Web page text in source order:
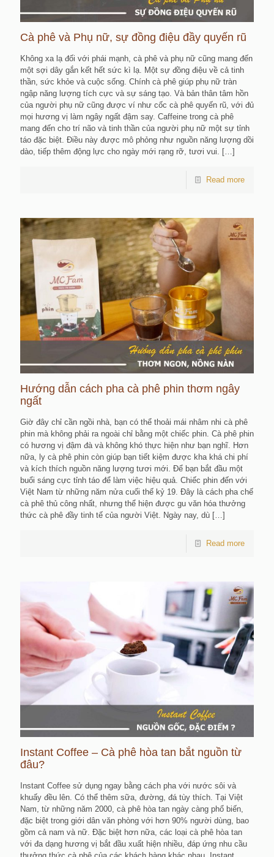
Cà phê và Phụ nữ, sự đồng điệu đầy quyến rũ
Không xa lạ đối với phái mạnh, cà phê và phụ nữ cũng mang đến
một sợi dây gắn kết hết sức kì lạ. Một sự đồng điệu về cả tinh
thần, sức khỏe và cuộc sống. Chính cà phê giúp phụ nữ tràn
ngập năng lượng tích cực và sự sáng tạo. Và bản thân tâm hồn
của người phụ nữ cũng được ví như cốc cà phê quyến rũ, với đủ
mọi hương vị làm ngây ngất đậm say. Caffeine trong cà phê
mang đến cho trí não và tinh thần của người phụ nữ một sự tỉnh
táo đặc biệt. Điều này được mô phỏng như nguồn năng lượng dồi
dào, tiếp thêm động lực cho ngày mới rạng rỡ, tươi vui. […]
Read more
Hướng dẫn cách pha cà phê phin thơm ngây
ngất
Giờ đây chỉ cần ngồi nhà, bạn có thể thoải mái nhâm nhi cà phê
phin mà không phải ra ngoài chỉ bằng một chiếc phin. Cà phê phin
có hương vị đậm đà và không khó thực hiện như bạn nghĩ. Hơn
nữa, ly cà phê phin còn giúp bạn tiết kiệm được kha khá chi phí
và kích thích nguồn năng lượng tươi mới. Để bạn bắt đầu một
buổi sáng cực tỉnh táo để làm việc hiệu quả. Chiếc phin đến với
Việt Nam từ những năm nửa cuối thế kỷ 19. Đây là cách pha chế
cà phê thủ công nhất, nhưng thể hiện được gu văn hóa thưởng
thức cà phê đầy tinh tế của người Việt. Ngày nay, dù […]
Read more
Instant Coffee – Cà phê hòa tan bắt nguồn từ
đâu?
Instant Coffee sử dụng ngay bằng cách pha với nước sôi và
khuấy đều lên. Có thể thêm sữa, đường, đá tùy thích. Tại Việt
Nam, từ những năm 2000, cà phê hòa tan ngày càng phổ biến,
đặc biệt trong giới dân văn phòng với hơn 90% người dùng, bao
gồm cả nam và nữ. Đặc biệt hơn nữa, các loại cà phê hòa tan
với đa dạng hương vị bắt đầu xuất hiện nhiều, đáp ứng nhu cầu